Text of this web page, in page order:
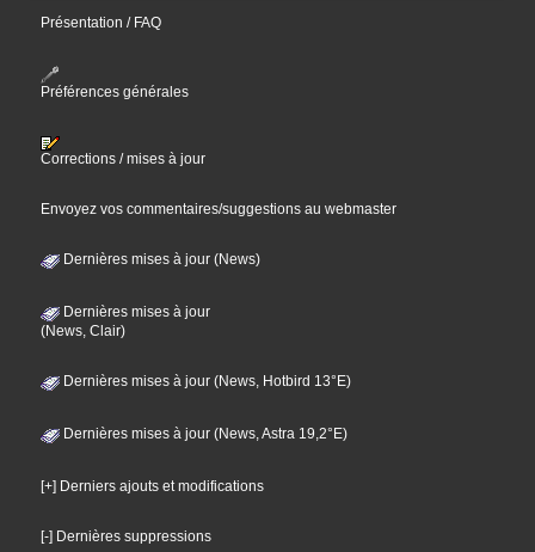
Présentation / FAQ
Préférences générales
Corrections / mises à jour
Envoyez vos commentaires/suggestions au webmaster
Dernières mises à jour (News)
Dernières mises à jour
(News, Clair)
Dernières mises à jour (News, Hotbird 13°E)
Dernières mises à jour (News, Astra 19,2°E)
[+] Derniers ajouts et modifications
[-] Dernières suppressions